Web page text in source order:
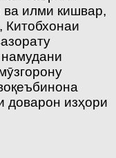
илми кишвар,
Китобхонаи
доварон изҳори